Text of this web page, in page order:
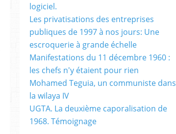
logiciel.
Les privatisations des entreprises
publiques de 1997 à nos jours: Une
escroquerie à grande échelle
Manifestations du 11 décembre 1960 :
les chefs n'y étaient pour rien
Mohamed Teguia, un communiste dans
la wilaya IV
UGTA. La deuxième caporalisation de
1968. Témoignage